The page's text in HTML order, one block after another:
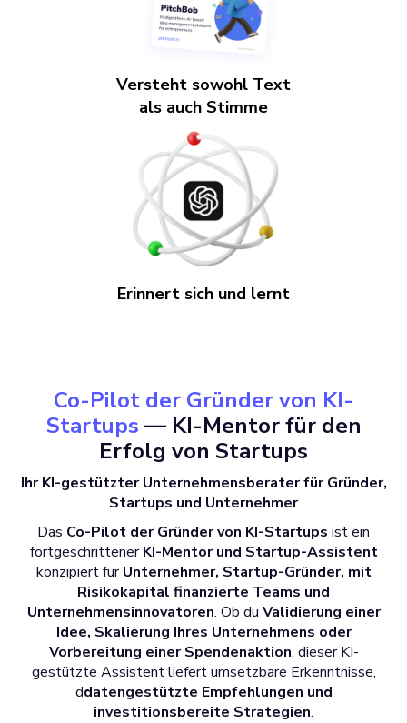
Versteht sowohl Text
als auch Stimme
Erinnert sich und lernt
Co-Pilot der Gründer von KI-
Startups — KI-Mentor für den
Erfolg von Startups
Ihr KI-gestützter Unternehmensberater für Gründer,
Startups und Unternehmer
Das Co-Pilot der Gründer von KI-Startups ist ein
fortgeschrittenerKI-Mentor und Startup-Assistent
konzipiert fürUnternehmer, Startup-Gründer, mit
Risikokapital finanzierte Teams und
Unternehmensinnovatoren. Ob du Validierung einer
Idee, Skalierung Ihres Unternehmens oder
Vorbereitung einer Spendenaktion, dieser KI-
gestützte Assistent liefert umsetzbare Erkenntnisse,
ddatengestützte Empfehlungen und
investitionsbereite Strategien.